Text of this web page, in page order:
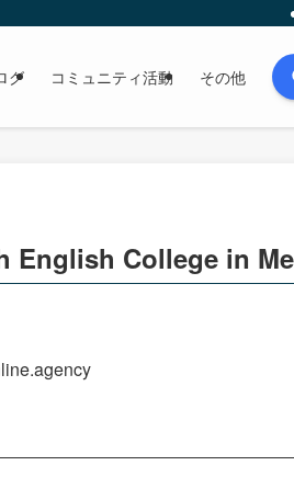
グ コミュニティ活動 その他
English College in